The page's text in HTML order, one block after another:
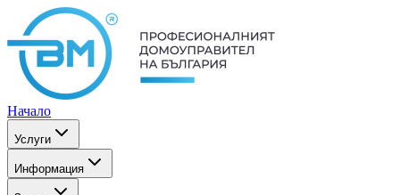
Начало
Услуги
Информация